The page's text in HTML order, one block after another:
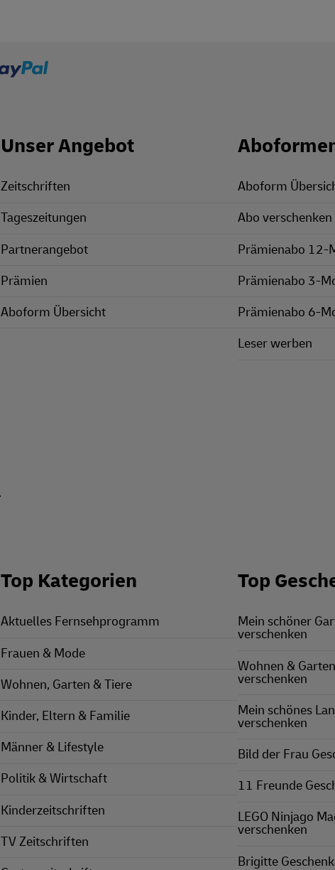
Unser Angebot
Zeitschriften
Tageszeitungen
Partnerangebot
Prämien
Aboform Übersicht
Aboform
Abo verschenken
Prämienabo 12-
Prämienabo 3-
Prämienabo 6-
Leser werben
Top Kategorien
Aktuelles Fernsehprogramm
Frauen & Mode
Wohnen, Garten & Tiere
Kinder, Eltern & Familie
Männer & Lifestyle
Politik & Wirtschaft
Kinderzeitschriften
TV Zeitschriften
Top
Mein schöner
verschenken
Wohnen &
verschenken
Mein schönes
verschenken
Bild der Frau
11 Freunde
LEGO Ninjago
verschenken
Brigitte